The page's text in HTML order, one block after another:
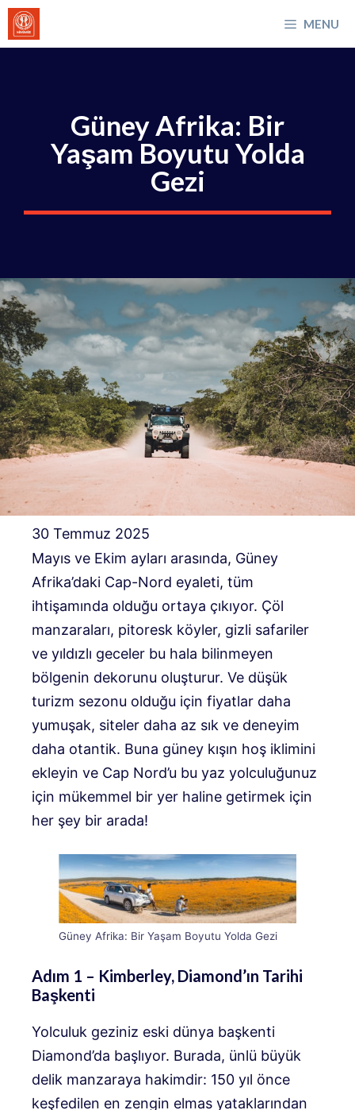
İçeriğe
atla
MENU
Güney Afrika: Bir
Yaşam Boyutu Yolda
Gezi
30 Temmuz 2025
Mayıs ve Ekim ayları arasında, Güney
Afrika’daki Cap-Nord eyaleti, tüm
ihtişamında olduğu ortaya çıkıyor. Çöl
manzaraları, pitoresk köyler, gizli safariler
ve yıldızlı geceler bu hala bilinmeyen
bölgenin dekorunu oluşturur. Ve düşük
turizm sezonu olduğu için fiyatlar daha
yumuşak, siteler daha az sık ve deneyim
daha otantik. Buna güney kışın hoş iklimini
ekleyin ve Cap Nord’u bu yaz yolculuğunuz
için mükemmel bir yer haline getirmek için
her şey bir arada!
Güney Afrika: Bir Yaşam Boyutu Yolda Gezi
Adım 1 – Kimberley, Diamond’ın Tarihi
Başkenti
Yolculuk geziniz eski dünya başkenti
Diamond’da başlıyor. Burada, ünlü büyük
delik manzaraya hakimdir: 150 yıl önce
keşfedilen en zengin elmas yataklarından